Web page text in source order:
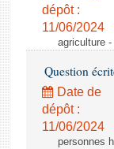
dépôt :
11/06/2024
agriculture
Question
Date de
dépôt :
11/06/2024
personnes